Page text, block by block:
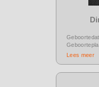
Lees meer